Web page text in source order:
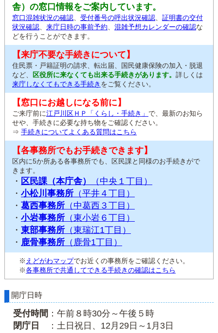
舎）の窓口情報をご案内しています。
窓口混雑状況の確認 受付番号の呼出状況確認
証明書の交付
状況確認
来庁日時の事前予約 混雑予想カレンダーの確認な
どを行うことができます。
【来庁不要な手続きについて】
住民票・戸籍証明の請求、転出届、国民健康保険の加入・脱退
など、
区役所に来なくても出来る手続きがあります。 詳しくは
来庁しなくてもできる手続き をご覧ください。
【窓口にお越しになる前に】
ご来庁前に江戸川区ＨＰ「くらし・手続き」 で、最新のお知ら
せや、手続きに必要な持ち物をご確認ください。
⇒ 手続きについてよくある質問はこちら
【各事務所でもお手続きできます】
区内に5か所ある各事務所でも、区民課と同様のお手続きがで
きます。
・ 区民課（本庁舎）
（中央１丁目）
・ 小松川事務所 （平井４丁目）
・ 葛西事務所 （中葛西３丁目）
・ 小岩事務所 （東小岩６丁目）
・ 東部事務所 （東瑞江1丁目）
・ 鹿骨事務所 （鹿骨1丁目）
※ えどがわマップでお近くの事務所をご確認ください。
※各事務所で共通してできる手続きの確認はこちら
開庁日時
受付時間 ：午前８時30分～午後５時
閉庁日
：土日祝日、12月29日～1月3日